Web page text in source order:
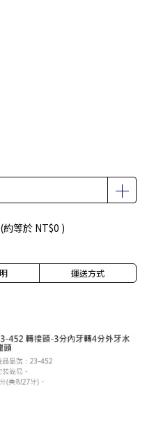
約等於 NT$0 )
運送方式